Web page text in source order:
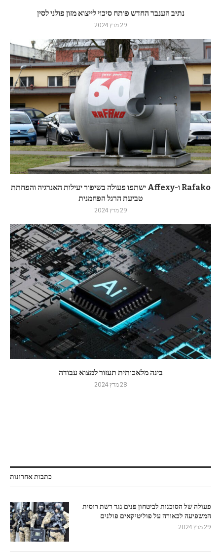
נתיב הענבר החדש פותח סיכוי לייצוא מזון פולני לסין
29 מרץ 2024
Rafako ו-Affexy ישתפו פעולה בשיפור יעילות האנרגיה והפחתת
טביעת הרגל הפחמנית
29 מרץ 2024
בינה מלאכותית תעזור למצוא עבודה
28 מרץ 2024
כתבות אחרונות
פעולה של הסוכנות לביטחון פנים נגד רשת רוסית
המשפיעה לכאורה על פוליטיקאים פולנים
29 מרץ 2024